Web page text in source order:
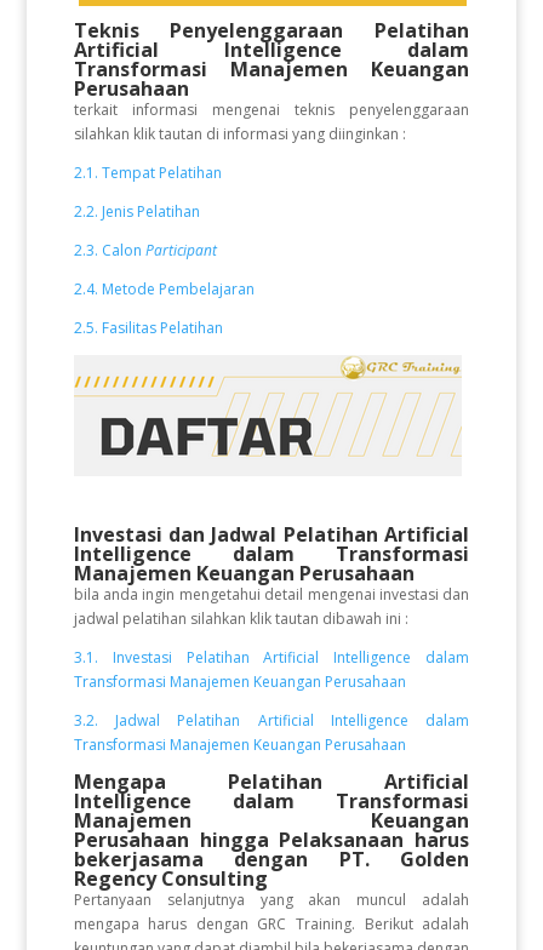
Teknis Penyelenggaraan Pelatihan
Artificial Intelligence dalam
Transformasi Manajemen Keuangan
Perusahaan
terkait informasi mengenai teknis penyelenggaraan
silahkan klik tautan di informasi yang diinginkan :
2.1. Tempat Pelatihan
2.2. Jenis Pelatihan
2.3. Calon Participant
2.4. Metode Pembelajaran
2.5. Fasilitas Pelatihan
Investasi dan Jadwal Pelatihan Artificial
Intelligence dalam Transformasi
Manajemen Keuangan Perusahaan
bila anda ingin mengetahui detail mengenai investasi dan
jadwal pelatihan silahkan klik tautan dibawah ini :
3.1. Investasi Pelatihan Artificial Intelligence dalam
Transformasi Manajemen Keuangan Perusahaan
3.2. Jadwal Pelatihan Artificial Intelligence dalam
Transformasi Manajemen Keuangan Perusahaan
Mengapa Pelatihan Artificial
Intelligence dalam Transformasi
Manajemen Keuangan
Perusahaan hingga Pelaksanaan harus
bekerjasama dengan PT. Golden
Regency Consulting
Pertanyaan selanjutnya yang akan muncul adalah
mengapa harus dengan GRC Training. Berikut adalah